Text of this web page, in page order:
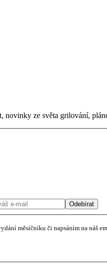
novinky ze světa grilování,
Odebírat
měsíčníku či napsáním na náš